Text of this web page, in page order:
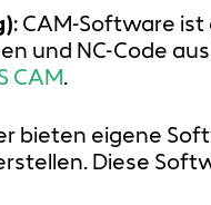
: CAM-Software
und NC-Code
CAM.
bieten eigene
Diese